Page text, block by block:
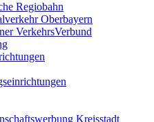
Regiobahn
Oberbayern
VerkehrsVerbund
Kreisstadt